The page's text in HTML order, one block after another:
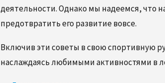
деятельности. Однако мы надеемся, что
предотвратить его развитие вовсе.
Включив эти советы в свою спортивную
наслаждаясь любимыми активностями в